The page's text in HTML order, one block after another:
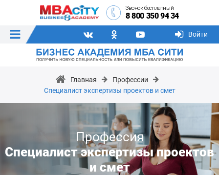
Звонок бесплатный
8 800 350 94 34
Войти
Главная
Профессии
Специалист экспертизы проектов и смет
Профессия
Специалист экспертизы проектов
и смет